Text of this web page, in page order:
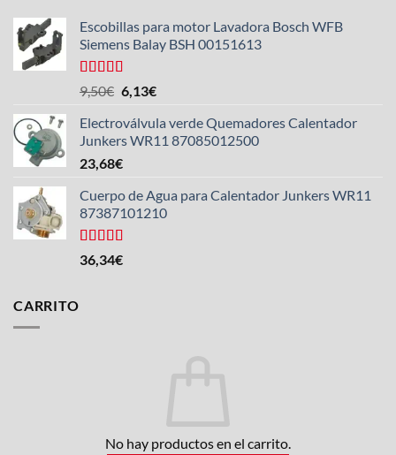
Escobillas para motor Lavadora Bosch WFB
Siemens Balay BSH 00151613
Valorado
con
de
5
9,50€ El
original
era:
9,50€.
6,13€El
actual
es:
Electroválvula verde Quemadores Calentador
Junkers WR11 87085012500
23,68€
Cuerpo de Agua para Calentador Junkers WR11
87387101210
Valorado
con
36,34€
CARRITO
No hay productos en el carrito.